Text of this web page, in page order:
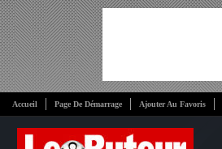
Accueil Page De Démarrage Ajouter Au Favoris